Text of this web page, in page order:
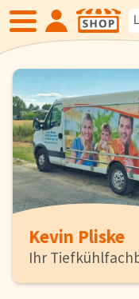
SHOP
Neue
Eiskrem
Gemüse
Kevin Pliske
Ihr